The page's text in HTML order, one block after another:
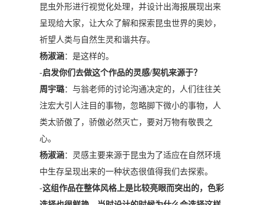
昆虫外形进行视觉化处理，并设计出海报展现出来
呈现给大家，让大众了解和探索昆虫世界的奥妙，
祈望人类与自然生灵和谐共存。
杨淑涵：是这样的。
-启发你们去做这个作品的灵感/契机来源于？
周宇璐：与翁老师的讨论沟通决定的，人们往往关
注宏大引人注目的事物，忽略脚下微小的事物，人
类太骄傲了，骄傲必然灭亡，要对万物有敬畏之
心。
杨淑涵：灵感主要来源于昆虫为了适应在自然环境
中生存呈现出来的一种状态很值得我们去探索。
-这组作品在整体风格上是比较亮眼而突出的，色彩